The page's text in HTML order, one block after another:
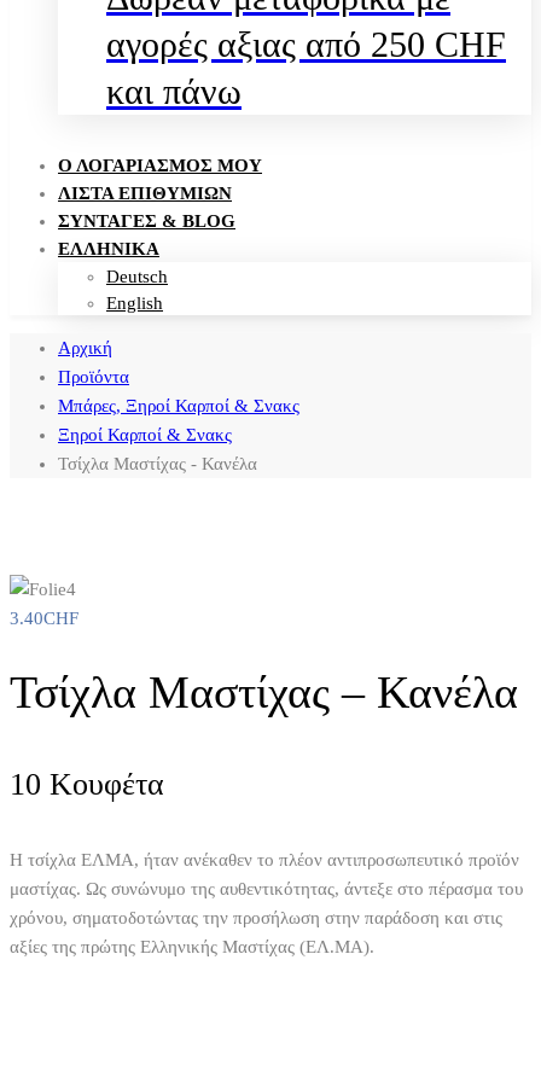
αγορές αξιας από 250 CHF
και πάνω
Ο ΛΟΓΑΡΙΑΣΜΌΣ ΜΟΥ
ΛΊΣΤΑ ΕΠΙΘΥΜΙΏΝ
ΣΥΝΤΑΓΈΣ & BLOG
ΕΛΛΗΝΙΚΑ
Deutsch
English
Αρχική
Προϊόντα
Μπάρες, Ξηροί Καρποί & Σνακς
Ξηροί Καρποί & Σνακς
Τσίχλα Μαστίχας - Κανέλα
3.40CHF
Τσίχλα Μαστίχας – Κανέλα
10 Κουφέτα
Η τσίχλα ΕΛΜΑ, ήταν ανέκαθεν το πλέον αντιπροσωπευτικό προϊόν
μαστίχας. Ως συνώνυμο της αυθεντικότητας, άντεξε στο πέρασμα του
χρόνου, σηματοδοτώντας την προσήλωση στην παράδοση και στις
αξίες της πρώτης Ελληνικής Μαστίχας (ΕΛ.ΜΑ).